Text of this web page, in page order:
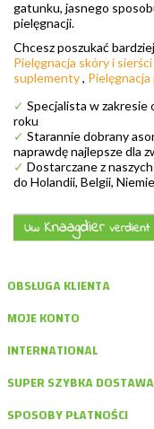
gatunku, jasnego
pielęgnacji.
Chcesz poszukać
Pielęgnacja skóry i sierści
suplementy,
✓ Specjalista w zakresie
roku
✓ Starannie dobrany
naprawdę najlepsze dla
✓ Dostarczane z
do Holandii, Belgii,
OBSŁUGA KLIENTA
MOJE KONTO
INTERNATIONAL
SUPER SZYBKA
SPOSOBY PŁATNOŚCI